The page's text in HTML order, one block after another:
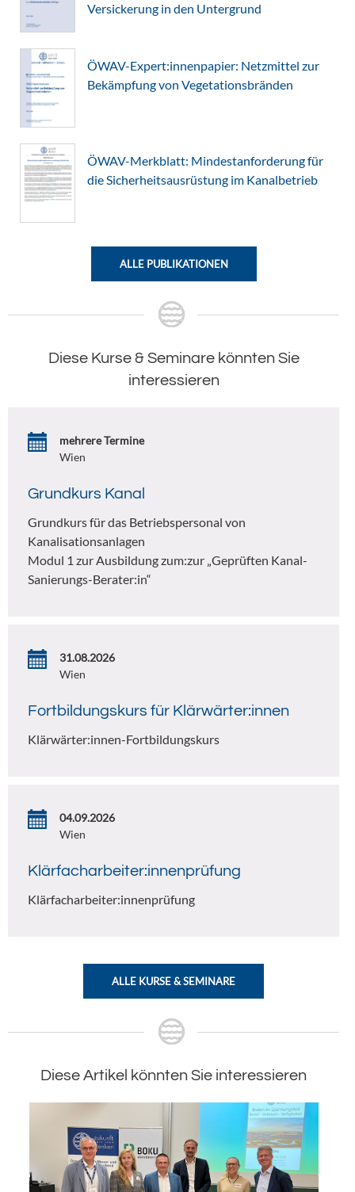
Versickerung in den Untergrund
ÖWAV-Expert:innenpapier: Netzmittel zur
Bekämpfung von Vegetationsbränden
ÖWAV-Merkblatt: Mindestanforderung für
die Sicherheitsausrüstung im Kanalbetrieb
ALLE PUBLIKATIONEN
Diese Kurse & Seminare könnten Sie
interessieren
mehrere Termine
Wien
Grundkurs Kanal
Grundkurs für das Betriebspersonal von
Kanalisationsanlagen
Modul 1 zur Ausbildung zum:zur „Geprüften Kanal-
Sanierungs-Berater:in“
31.08.2026
Wien
Fortbildungskurs für Klärwärter:innen
Klärwärter:innen-Fortbildungskurs
04.09.2026
Wien
Klärfacharbeiter:innenprüfung
Klärfacharbeiter:innenprüfung
ALLE KURSE & SEMINARE
Diese Artikel könnten Sie interessieren